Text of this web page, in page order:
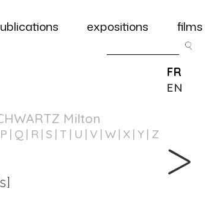
expositions films
Milton
P Q R S T U V W X Y Z
FR
EN